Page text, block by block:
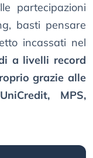
partecipazioni
basti pensare
incassati nel
a livelli record
grazie alle
MPS,